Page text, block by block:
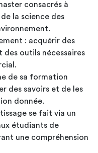
consacrés à
la science des
: acquérir des
des outils nécessaires
de sa formation
des savoirs et de les
donnée.
se fait via un
étudiants de
une compréhension